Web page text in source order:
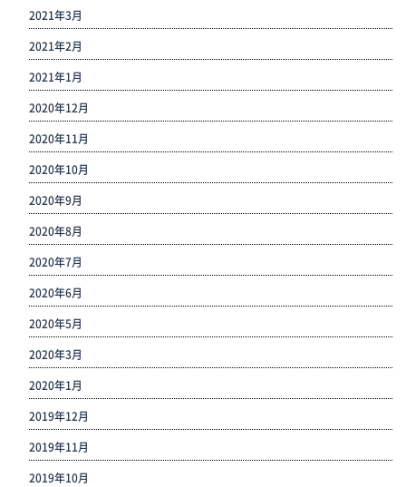
2021年3月
2021年2月
2021年1月
2020年12月
2020年11月
2020年10月
2020年9月
2020年8月
2020年7月
2020年6月
2020年5月
2020年3月
2020年1月
2019年12月
2019年11月
2019年10月